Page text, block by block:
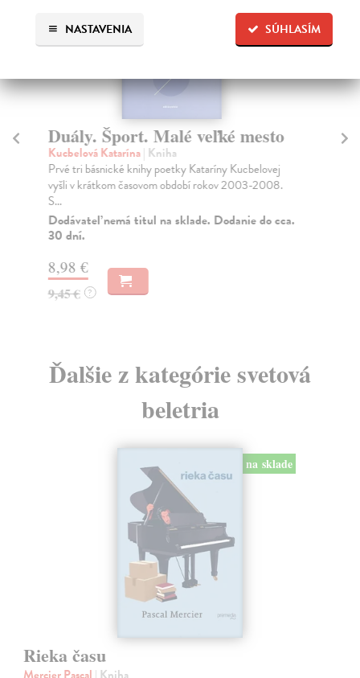
SÚHLASÍM
NASTAVENIA
Duály. Šport. Malé veľké mesto
Kucbelová Katarína | Kniha
Prvé tri básnické knihy poetky Kataríny Kucbelovej
vyšli v krátkom časovom období rokov 2003-2008.
S...
Dodávateľ nemá titul na sklade. Dodanie do cca.
30 dní.
8,98 €
9,45 € ?
Ďalšie z kategórie svetová
beletria
na sklade
Rieka času